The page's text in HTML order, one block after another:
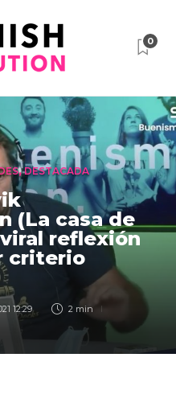
0
,DESTACADA
(La casa de
reflexión
criterio
12:29
2 min